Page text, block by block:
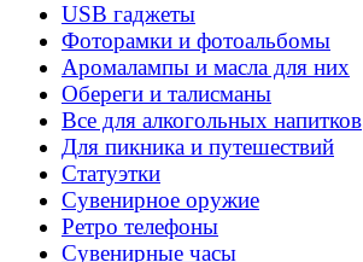
USB гаджеты
Фоторамки и фотоальбомы
Аромалампы и масла для них
Обереги и талисманы
Все для алкогольных напитков
Для пикника и путешествий
Статуэтки
Сувенирное оружие
Ретро телефоны
Сувенирные часы